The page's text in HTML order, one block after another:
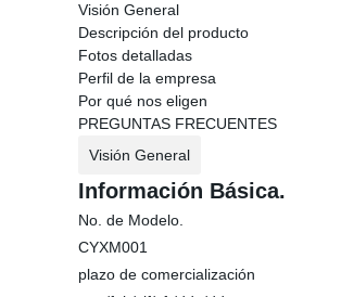
Visión General
Descripción del producto
Fotos detalladas
Perfil de la empresa
Por qué nos eligen
PREGUNTAS FRECUENTES
Visión General
Información Básica.
No. de Modelo.
CYXM001
plazo de comercialización